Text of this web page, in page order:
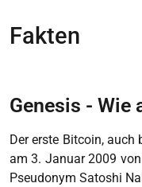
Fakten
Genesis - Wie
Der erste Bitcoin, auch
am 3. Januar 2009
Pseudonym Satoshi